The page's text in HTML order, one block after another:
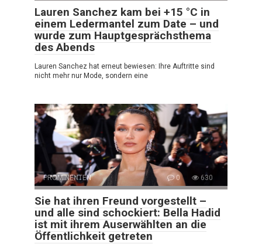
Lauren Sanchez kam bei +15 °C in
einem Ledermantel zum Date – und
wurde zum Hauptgesprächsthema
des Abends
Lauren Sanchez hat erneut bewiesen: Ihre Auftritte sind
nicht mehr nur Mode, sondern eine
PROMINENTEN 0 630
Sie hat ihren Freund vorgestellt –
und alle sind schockiert: Bella Hadid
ist mit ihrem Auserwählten an die
Öffentlichkeit getreten